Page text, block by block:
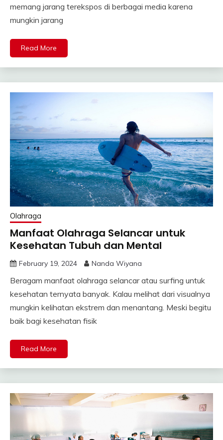
memang jarang terekspos di berbagai media karena
mungkin jarang
Read More
Olahraga
Manfaat Olahraga Selancar untuk
Kesehatan Tubuh dan Mental
February 19, 2024 Nanda Wiyana
Beragam manfaat olahraga selancar atau surfing untuk
kesehatan ternyata banyak. Kalau melihat dari visualnya
mungkin kelihatan ekstrem dan menantang. Meski begitu
baik bagi kesehatan fisik
Read More